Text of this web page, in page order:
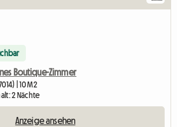
Boutique-Zimmer
| 10 M2
2 Nächte
Anzeige ansehen